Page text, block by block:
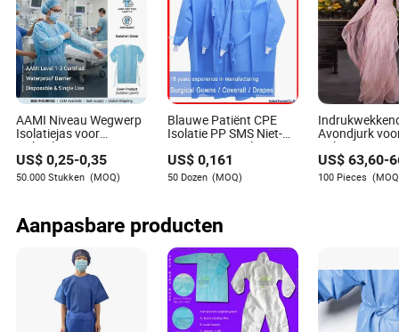
Tony
Auteur
Tony is een deskundige auteur in de gezondheidszorg-
en farmaceutische industrie, gespecialiseerd in het
analyseren van trends in productontwikkeling. Met een
diepgaand begrip van de sector biedt Tony
waardevolle inzichten in het veranderende landschap
lezers op de hoogte te blijven van de nieuwste
ontwikkelingen, waardoor complexe onderwerpen
toegankelijk worden voor een breed publiek.
AAMI Niveau Wegwerp
Isolatiejas voor
Ziekenhuis- en
Laboratoriumgebruik,
Waterdicht Niet-
geweven, OEM Levering
US$0,25-0,35
50.000 Stukken (MOQ)
Blauwe Patiënt CPE
Isolatie PP SMS Niet-
geweven Steriele
Chirurgie Ziekenhuis
Beschermende
Chirurgische Gown
Niet-geweven
Wegwerpgown voor
US$ 0,161
50 Dozen (MOQ)
Avondjurk
Volwassen
US$63,60-
100 Pieces
Aanpasbare producten